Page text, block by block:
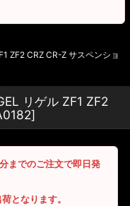
ZF2 CRZ CR-Z サスペンショ
リゲル ZF1 ZF2
]
までのご注文で即日発
となります。